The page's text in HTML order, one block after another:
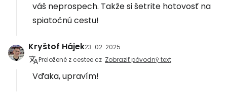
váš neprospech. Takže si šetrite hotovosť na
spiatočnú cestu!
Kryštof Hájek23. 02. 2025
Preložené z cestee.cz Zobraziť pôvodný text
Vďaka, upravím!